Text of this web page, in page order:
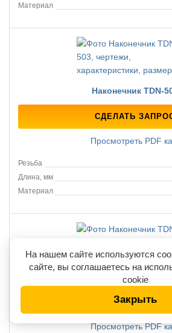
Материал
Наконечник TDN-
СДЕЛАТЬ
Просмотреть PDF
Резьба
Длина, мм
Материал
Наконечник TDN-
СДЕЛАТЬ ЗАПРОС
Просмотреть PDF
На нашем сайте используются
сайте, вы соглашаетесь на
cookie
Закрыть